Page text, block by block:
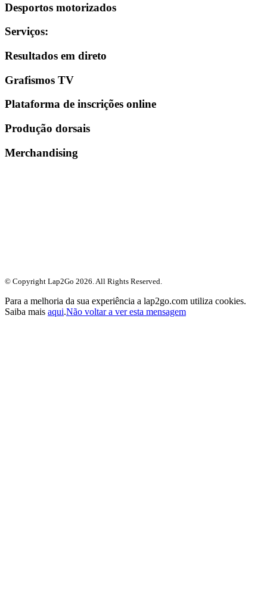
Desportos motorizados
Serviços:
Resultados em direto
Grafismos TV
Plataforma de inscrições online
Produção dorsais
Merchandising
© Copyright Lap2Go 2026 . All Rights Reserved.
Para a melhoria da sua experiência a lap2go.com utiliza cookies.
Saiba mais aqui.Não voltar a ver esta mensagem